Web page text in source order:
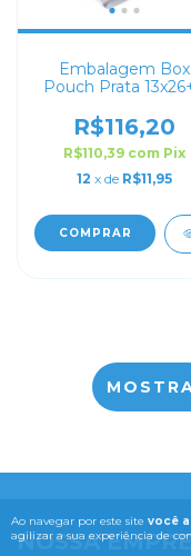
Ao navegar por este site você
agilizar a sua experiência de
Embalagem Box
Pouch Prata
R$116,20
R$110,39 com Pix
12 x de R$11,95
COMPRAR
NOSSA